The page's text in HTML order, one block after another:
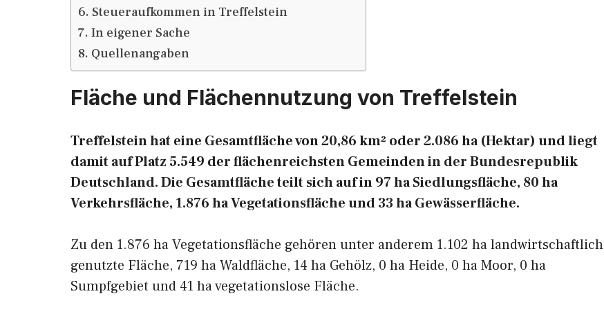
Steueraufkommen in Treffelstein
In eigener Sache
Quellenangaben
Fläche und Flächennutzung von Treffelstein
Treffelstein hat eine Gesamtfläche von 20,86 km² oder 2.086 ha (Hektar) und liegt
damit auf Platz 5.549 der flächenreichsten Gemeinden in der Bundesrepublik
Deutschland. Die Gesamtfläche teilt sich auf in 97 ha Siedlungsfläche, 80 ha
Verkehrsfläche, 1.876 ha Vegetationsfläche und 33 ha Gewässerfläche.
Zu den 1.876 ha Vegetationsfläche gehören unter anderem 1.102 ha landwirtschaftlich
genutzte Fläche, 719 ha Waldfläche, 14 ha Gehölz, 0 ha Heide, 0 ha Moor, 0 ha
Sumpfgebiet und 41 ha vegetationslose Fläche.